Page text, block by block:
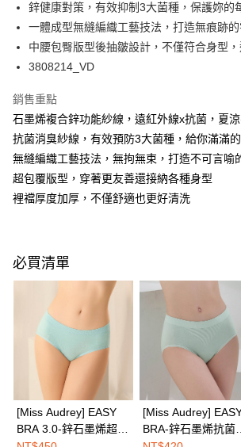
全盈+PAY
AFTEE先享後付
相關說明
AFTEE先享後付是「在收到商品之後才付款」的支付
１．簡單：不需註冊會員、不需綁卡、不需儲值。
２．便利：只要手機號碼，簡訊認證，即可結帳。
３．安心：先確認商品／服務後，再付款。
【「AFTEE先享後付」結帳流程】
１．於結帳方式選擇「AFTEE先享後付」後，將跳轉
※ 請注意：結帳手續完成當下不需立刻繳費，但若您
購買商品的店家。未經商家同意取消之訂單仍視為
後付繳納相關費用。
※ 交易是否成功請以「AFTEE先享後付 」之結帳頁
是否繳費成功／繳費後需取消欲退款等相關疑問，
客戶支援中心」
https://
【注意事項】
１．透過由恩沛科技股份有限公司提供之「AFTEE
易，需依本服務之必要範圍內提供個人資料，並將交
權轉讓予恩沛科技股份有限公司。
２．關於個人資料處理事宜，請瀏覽以下網址：
https://aftee.tw/terms/#terms3
ATM付款
運送方式
全家取付
每筆NT$100，滿NT$1,500(含以上)免運費
付款後全家取貨
7-11取付
每筆NT$100，滿NT$1,500(含以上)免運費
付款後7-11取貨
每筆NT$100，滿NT$1,500(含以上)免運費
每筆NT$100，滿NT$1,500(含以上)免運費
EASY SHOP門市速取
免運費
鋅健康對策，有效抑制3大菌種，保護妳的
一體成型無縫編織工藝技法，打造無痕跡
中腰包臀版型後抽皺設計，不僅符合身型
3808214_VD
銷售重點
石墨烯複合鋅功能紗線，遠紅外線x抗菌，夏
抗菌消臭紗線，有效預防3大菌種，給你滿滿
無縫編織工藝技法，無拘無束，打造不可言喻
超包覆版型，穿著更友善還接納各種身型
裡襠厚度加厚，不僅舒適也更好清洗
必買清單
[Miss Audrey] EASY
BRA 3.0-鋅石墨烯超包
[Miss Audrey]
BRA-鋅石墨烯抗菌無